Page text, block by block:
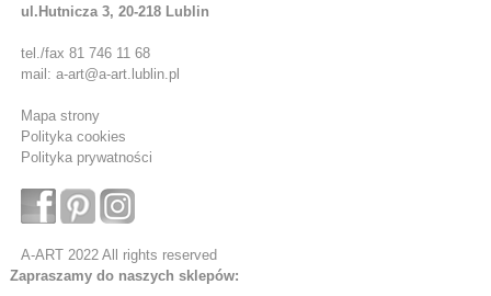
ul.Hutnicza 3, 20-218 Lublin
tel./fax 81 746 11 68
mail: a-art@a-art.lublin.pl
Mapa strony
Polityka cookies
Polityka prywatności
A-ART 2022 All rights reserved
Zapraszamy do naszych sklepów: